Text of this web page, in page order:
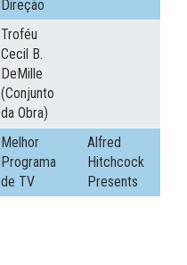
Direção
Troféu
Cecil B.
DeMille
(Conjunto
da Obra)
Melhor
Programa
de TV
Alfred
Hitchcock
Presents